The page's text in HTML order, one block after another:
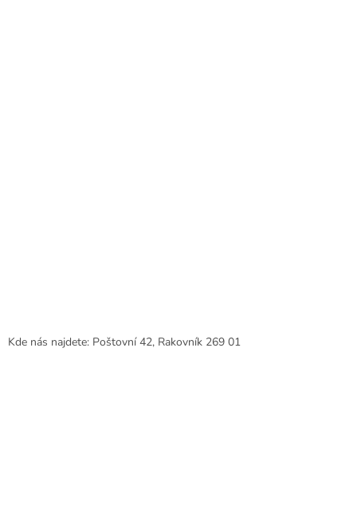
Kde nás najdete: Poštovní 42, Rakovník 269 01